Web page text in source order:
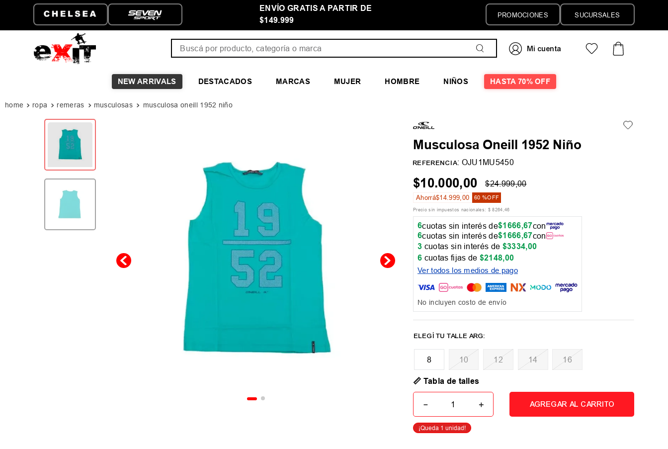
ENVÍO GRATIS A PARTIR DE
$149.999
PROMOCIONES SUCURSALES
NEW ARRIVALS DESTACADOS MARCAS MUJER HOMBRE NIÑOS HASTA 70% OFF
ropa remeras musculosas musculosa oneill 1952 niño
Musculosa Oneill 1952 Niño
REFERENCIA: OJU1MU5450
$10.000,00 $24.999,00
Ahorrá$14.999,00 60 %OFF
Precio sin impuestos nacionales: $ 8264,46
6cuotas sin interés de$1666,67con
6cuotas sin interés de$1666,67con
3 cuotas sin interés de $3334,00
6 cuotas fijas de $2148,00
Ver todos los medios de pago
No incluyen costo de envío
8 10 12 14 16
📏 Tabla de talles
＋
－ AGREGAR AL CARRITO